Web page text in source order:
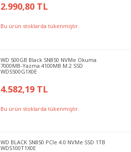
2.990,80 TL
Bu ürün stoklarda tükenmiştir.
WD 500GB Black SN850 NVMe Okuma
7000MB-Yazma 4100MB M.2 SSD
WDS500G1X0E
4.582,19 TL
Bu ürün stoklarda tükenmiştir.
WD BLACK SN850 PCIe 4.0 NVMe SSD 1TB
WDS100T1X0E